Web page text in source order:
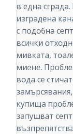
в една
изградена
с подобна
всички
мивката,
миене.
вода се
купища
запушват